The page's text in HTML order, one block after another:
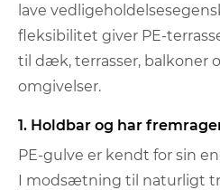
lave
fleksibilitet giver PE-
til dæk, terrasser, balkoner
omgivelser.
1. Holdbar og har
PE-gulve er kendt for sin
I modsætning til naturligt